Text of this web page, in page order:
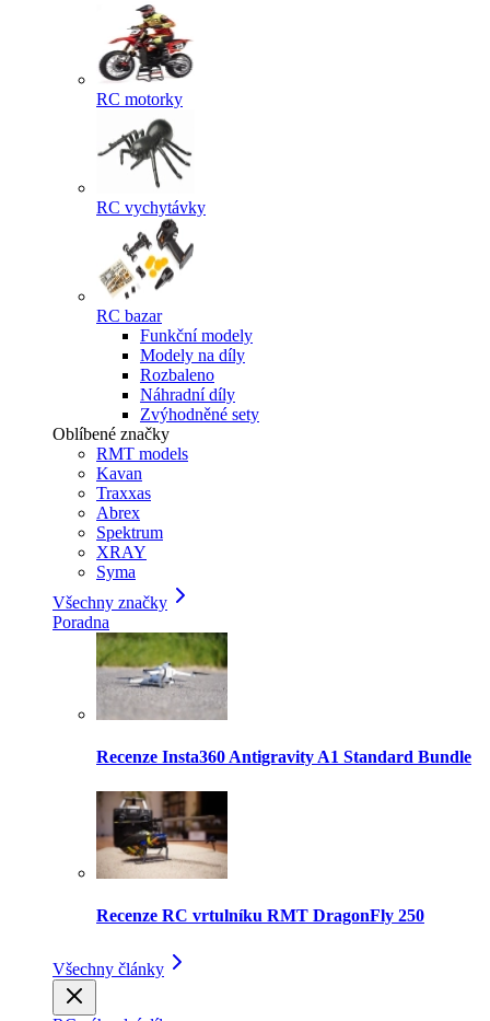
RC motorky
RC vychytávky
RC bazar
Funkční modely
Modely na díly
Rozbaleno
Náhradní díly
Zvýhodněné sety
Oblíbené značky
RMT models
Kavan
Traxxas
Abrex
Spektrum
XRAY
Syma
Všechny značky
Poradna
Recenze Insta360 Antigravity A1 Standard Bundle
Recenze RC vrtulníku RMT DragonFly 250
Všechny články